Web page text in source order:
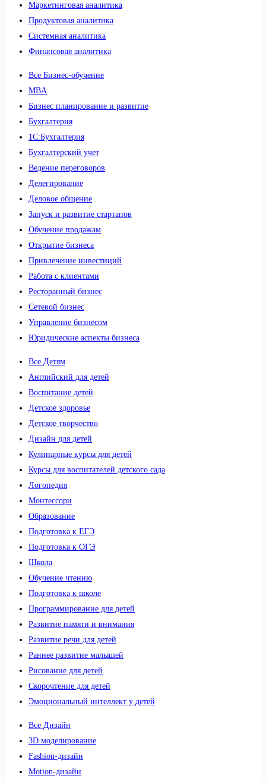
Маркетинговая аналитика
Продуктовая аналитика
Системная аналитика
Финансовая аналитика
Все Бизнес-обучение
MBA
Бизнес планирование и развитие
Бухгалтерия
1C:Бухгалтерия
Бухгалтерский учет
Ведение переговоров
Делегирование
Деловое общение
Запуск и развитие стартапов
Обучение продажам
Открытие бизнеса
Привлечение инвестиций
Работа с клиентами
Ресторанный бизнес
Сетевой бизнес
Управление бизнесом
Юридические аспекты бизнеса
Все Детям
Английский для детей
Воспитание детей
Детское здоровье
Детское творчество
Дизайн для детей
Кулинарные курсы для детей
Курсы для воспитателей детского сада
Логопедия
Монтессори
Образование
Подготовка к ЕГЭ
Подготовка к ОГЭ
Школа
Обучение чтению
Подготовка к школе
Программирование для детей
Развитие памяти и внимания
Развитие речи для детей
Раннее развитие малышей
Рисование для детей
Скорочтение для детей
Эмоциональный интеллект у детей
Все Дизайн
3D моделирование
Fashion-дизайн
Motion-дизайн